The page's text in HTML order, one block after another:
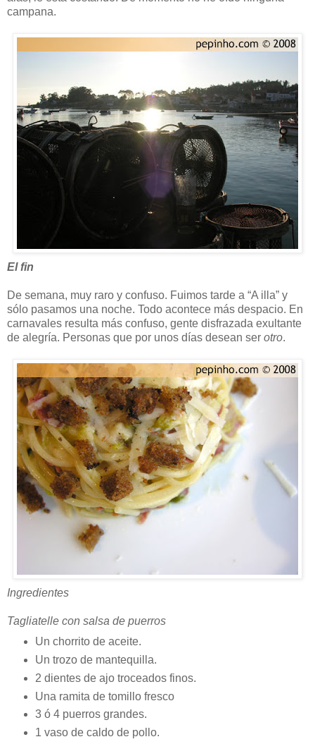
campana.
El fin
De semana, muy raro y confuso. Fuimos tarde a “A illa” y
sólo pasamos una noche. Todo acontece más despacio. En
carnavales resulta más confuso, gente disfrazada exultante
de alegría. Personas que por unos días desean ser otro.
Ingredientes
Tagliatelle con salsa de puerros
Un chorrito de aceite.
Un trozo de mantequilla.
2 dientes de ajo troceados finos.
Una ramita de tomillo fresco
3 ó 4 puerros grandes.
1 vaso de caldo de pollo.